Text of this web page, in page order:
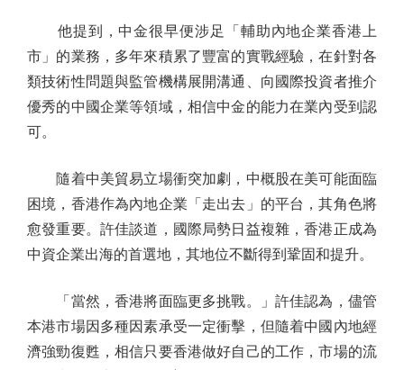
他提到，中金很早便涉足「輔助內地企業香港上
市」的業務，多年來積累了豐富的實戰經驗，在針對各
類技術性問題與監管機構展開溝通、向國際投資者推介
優秀的中國企業等領域，相信中金的能力在業內受到認
可。
隨着中美貿易立場衝突加劇，中概股在美可能面臨
困境，香港作為內地企業「走出去」的平台，其角色將
愈發重要。許佳談道，國際局勢日益複雜，香港正成為
中資企業出海的首選地，其地位不斷得到鞏固和提升。
「當然，香港將面臨更多挑戰。」許佳認為，儘管
本港市場因多種因素承受一定衝擊，但隨着中國內地經
濟強勁復甦，相信只要香港做好自己的工作，市場的流